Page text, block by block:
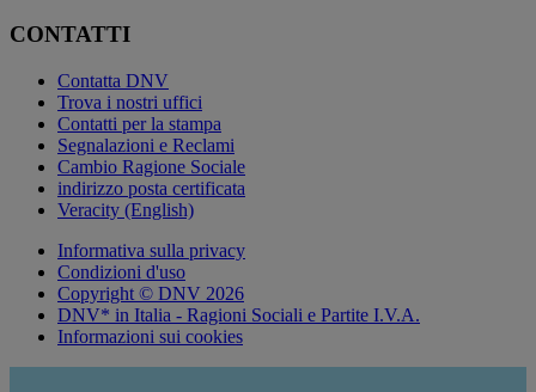
CONTATTI
Contatta DNV
Trova i nostri uffici
Contatti per la stampa
Segnalazioni e Reclami
Cambio Ragione Sociale
indirizzo posta certificata
Veracity (English)
Informativa sulla privacy
Condizioni d'uso
Copyright © DNV 2026
DNV* in Italia - Ragioni Sociali e Partite I.V.A.
Informazioni sui cookies